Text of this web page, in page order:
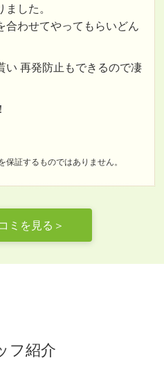
した。
合わせてやってもらいどん
い 再発防止もできるので凄
証するものではありません。
ミを見る＞
フ紹介